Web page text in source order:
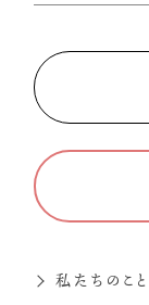
私たちのこと